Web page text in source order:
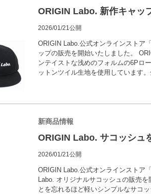
ORIGIN Labo. 新作キャッ
2026/01/21公開
ORIGIN Labo.公式オンラインストア
ップの販売を開始いたしました。
ンテイストな浅めのフォルムの6Pロ
ットンツイル生地を使用しています
新商品情報
ORIGIN Labo. サコッシュ
2026/01/21公開
ORIGIN Labo.公式オンラインストア
Labo. オリジナルサコッシュの販売
とを忘れるほど軽いシンプルなサコ